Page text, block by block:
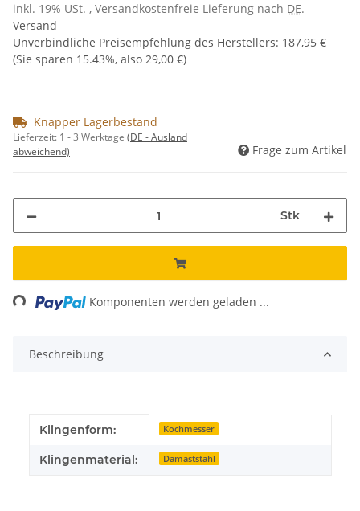
inkl. 19% USt. , Versandkostenfreie Lieferung nach DE.
Versand
Unverbindliche Preisempfehlung des Herstellers: 187,95 €
(Sie sparen 15.43%, also 29,00 €)
Knapper Lagerbestand
Lieferzeit: 1 - 3 Werktage (DE - Ausland
abweichend)
Frage zum Artikel
Stk
Komponenten werden geladen ...
Beschreibung
Produkteigenschaft
Wert
Klingenform: Kochmesser
Klingenmaterial: Damaststahl